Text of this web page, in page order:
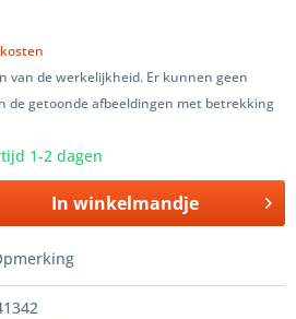
van de werkelijkheid. Er kunnen geen
de getoonde afbeeldingen met betrekking
1-2 dagen
In winkelmandje